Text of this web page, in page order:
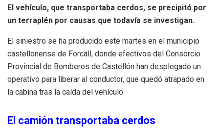
El vehículo, que transportaba cerdos, se precipitó por
un terraplén por causas que todavía se investigan.
El siniestro se ha producido este martes en el municipio
castellonense de Forcall, donde efectivos del Consorcio
Provincial de Bomberos de Castellón han desplegado un
operativo para liberar al conductor, que quedó atrapado en
la cabina tras la caída del vehículo.
El camión transportaba cerdos